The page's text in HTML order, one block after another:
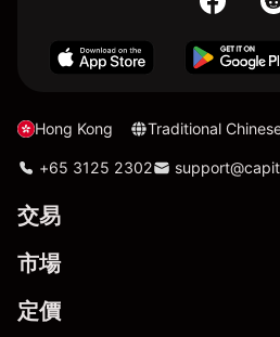
Hong Kong Traditional
+65 3125 2302
交易
市場
定價